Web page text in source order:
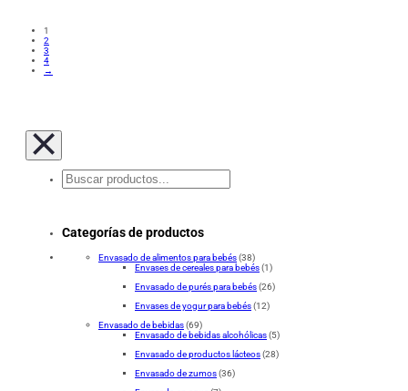
1
2
3
4
→
Buscar
en
Categorías de productos
Envasado de alimentos para bebés(38)
Envases de cereales para bebés(1)
Envasado de purés para bebés(26)
Envases de yogur para bebés(12)
Envasado de bebidas(69)
Envasado de bebidas alcohólicas(5)
Envasado de productos lácteos(28)
Envasado de zumos(36)